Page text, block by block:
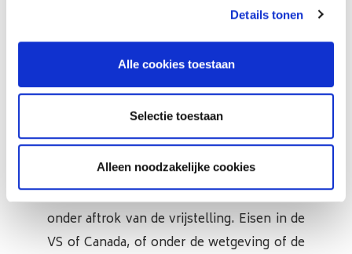
Details tonen
Alle cookies toestaan
Selectie toestaan
Alleen noodzakelijke cookies
AMLIN EUROPE NV
RPR 0416.056.358
Koning Albert II laan 9, 1210 Brussel
Waarborg: 1 250 000 euro per schadegeval
onder aftrok van de vrijstelling. Eisen in de
VS of Canada, of onder de wetgeving of de